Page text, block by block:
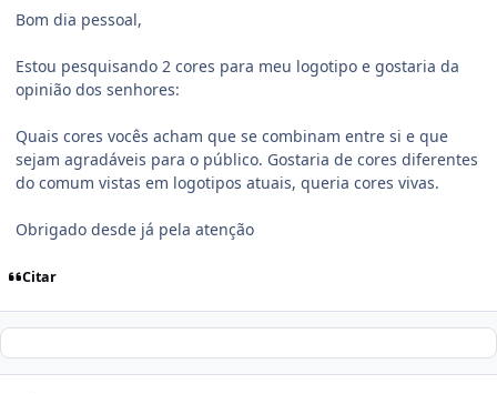
Bom dia pessoal,
Estou pesquisando 2 cores para meu logotipo e gostaria da
opinião dos senhores:
Quais cores vocês acham que se combinam entre si e que
sejam agradáveis para o público. Gostaria de cores diferentes
do comum vistas em logotipos atuais, queria cores vivas.
Obrigado desde já pela atenção
Citar